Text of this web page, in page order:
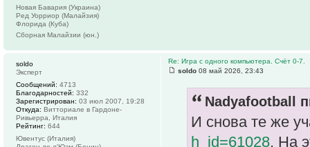
Новая Бавария (Украина)
Ред Уорриор (Малайзия)
Флорида (Куба)
Сборная Малайзии (юн.)
Re: Игра с одного компьютера. Счёт 0-7.
soldo 08 май 2026, 23:43
Nadyafootball
И снова те же
h_id=61028. На
soldo
Эксперт
Сообщений: 4713
Благодарностей: 332
Зарегистрирован: 03 июл 2007, 19:28
Откуда: Витториале в Гардоне-
Ривьерра, Италия
Рейтинг: 644
Ювентус (Италия)